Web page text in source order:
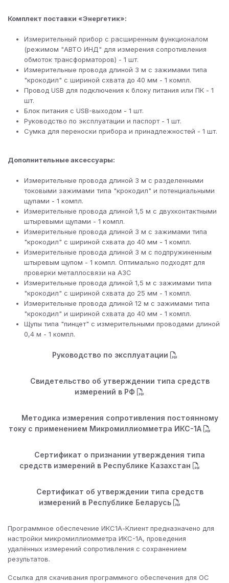
​Комплект поставки «Энергетик»:
Измерительный прибор с расширенным функционалом
(режимом "АВТО ИНД" для измерения сопротивления
обмоток трансформаторов) - 1 шт.
Измерительные провода длиной 3 м с зажимами типа
"крокодил" с шириной схвата до 40 мм - 1 компл.
Провод USB для подключения к блоку питания или ПК - 1
шт.
Блок питания с USB-выходом - 1 шт.
Руководство по эксплуатации и паспорт - 1 шт.
Сумка для переноски прибора и принадлежностей - 1 шт.
Дополнительные аксессуары:
Измерительные провода длиной 3 м с разделенными
токовыми зажимами типа "крокодил" и потенциальными
щупами - 1 компл.
Измерительные провода длиной 1,5 м с двухконтактными
штыревыми щупами - 1 компл.
Измерительные провода длиной 3 м с зажимами типа
"крокодил" с шириной схвата до 40 мм - 1 компл.
Измерительные провода длиной 3 м с подпружиненным
штыревым щупом - 1 компл. Оптимально подходят для
проверки металлосвязи на АЗС
Измерительные провода длиной 1,5 м с зажимами типа
"крокодил" с шириной схвата до 25 мм - 1 компл.
Измерительные провода длиной 12 м с зажимами типа
"крокодил" и шириной схвата до 40 мм - 1 компл.
Щупы типа "пинцет" с измерительными проводами длиной
0,4 м - 1 компл.
Руководство по эксплуатации
Свидетельство об утверждении типа средств
измерений в РФ
Методика измерения сопротивления постоянному
току с применением Микромиллиомметра ИКС-1А
Сертификат о признании утверждения типа
средств измерений в Республике Казахстан
Сертификат об утверждении типа средств
измерений в Республике Беларусь
Программное обеспечение ИКС1А-Клиент предназначено для
настройки микромиллиомметра ИКС-1А, проведения
удалённых измерений сопротивления с сохранением
результатов.
Ссылка для скачивания программного обеспечения для ОС